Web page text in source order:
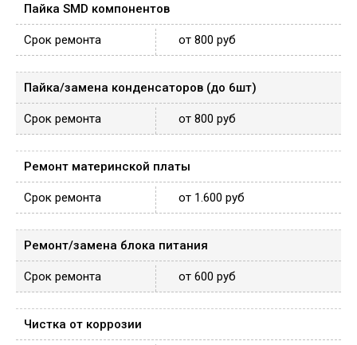
Пайка SMD компонентов
от 800 руб
Пайка/замена конденсаторов (до 6шт)
от 800 руб
Ремонт материнской платы
от 1.600 руб
Ремонт/замена блока питания
от 600 руб
Чистка от коррозии